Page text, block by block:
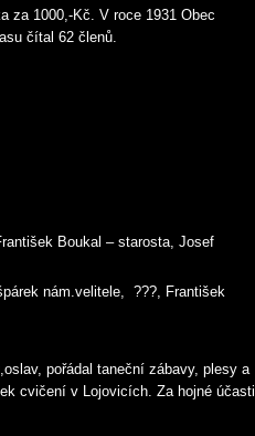
za 1000,-Kč. V roce 1931 Obec
čítal 62 členů.
Boukal – starosta, Josef
nám.velitele, ???, František
pořádal taneční zábavy, plesy a
cvičení v Lojovicích. Za hojné účasti